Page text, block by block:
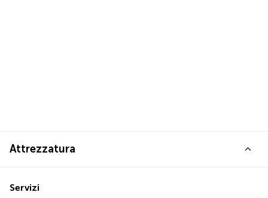
Attrezzatura
Servizi